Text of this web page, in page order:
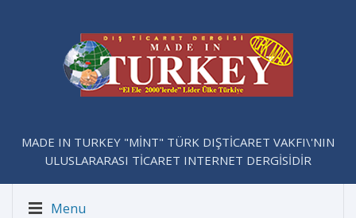
MADE IN TURKEY "MİNT" TÜRK DIŞTİCARET VAKFI\'NIN
ULUSLARARASI TİCARET INTERNET DERGİSİDİR
Menu